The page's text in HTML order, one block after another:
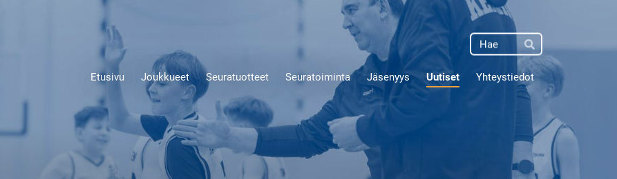
Haku
Hae
Etusivu Joukkueet Seuratuotteet Seuratoiminta Jäsenyys Uutiset Yhteystiedot